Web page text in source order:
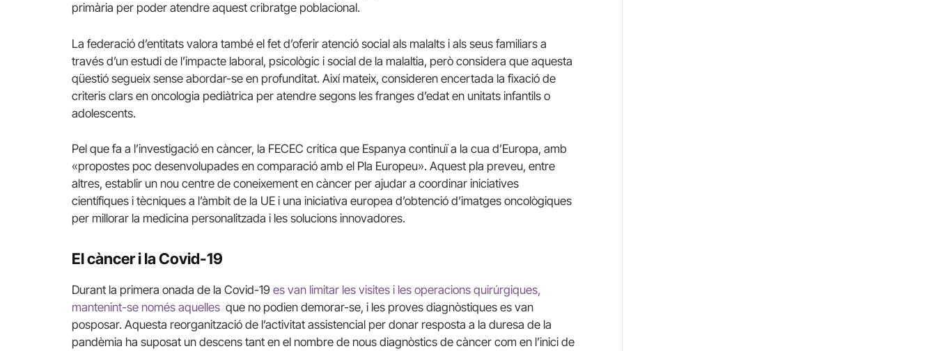
primària per poder atendre aquest cribratge poblacional.
La federació d’entitats valora també el fet d’oferir atenció social als malalts i als seus familiars a
través d’un estudi de l’impacte laboral, psicològic i social de la malaltia, però considera que aquesta
qüestió segueix sense abordar-se en profunditat. Així mateix, consideren encertada la fixació de
criteris clars en oncologia pediàtrica per atendre segons les franges d’edat en unitats infantils o
adolescents.
Pel que fa a l’investigació en càncer, la FECEC critica que Espanya continuï a la cua d’Europa, amb
«propostes poc desenvolupades en comparació amb el Pla Europeu». Aquest pla preveu, entre
altres, establir un nou centre de coneixement en càncer per ajudar a coordinar iniciatives
científiques i tècniques a l’àmbit de la UE i una iniciativa europea d’obtenció d’imatges oncològiques
per millorar la medicina personalitzada i les solucions innovadores.
El càncer i la Covid-19
Durant la primera onada de la Covid-19 es van limitar les visites i les operacions quirúrgiques,
mantenint-se només aquelles que no podien demorar-se, i les proves diagnòstiques es van
posposar. Aquesta reorganització de l’activitat assistencial per donar resposta a la duresa de la
pandèmia ha suposat un descens tant en el nombre de nous diagnòstics de càncer com en l’inici de